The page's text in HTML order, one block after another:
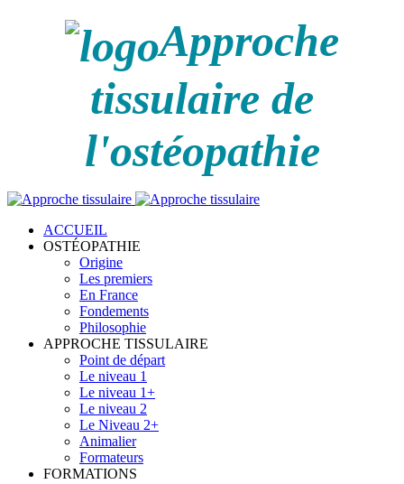
Approche
tissulaire de
l'ostéopathie
ACCUEIL
OSTÉOPATHIE
Origine
Les premiers
En France
Fondements
Philosophie
APPROCHE TISSULAIRE
Point de départ
Le niveau 1
Le niveau 1+
Le niveau 2
Le Niveau 2+
Animalier
Formateurs
FORMATIONS